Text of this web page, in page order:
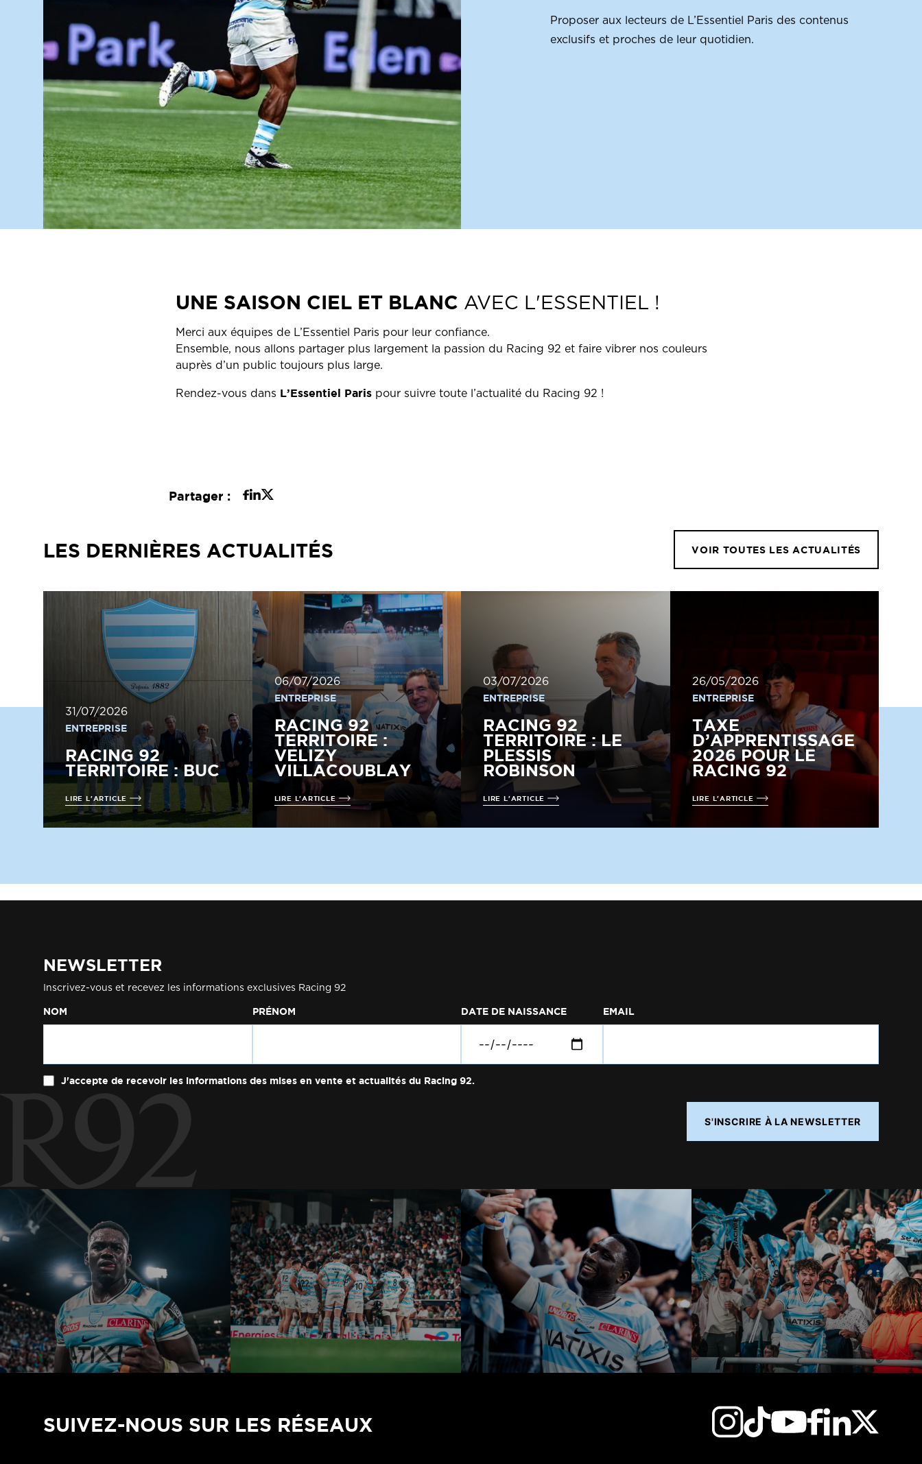
Proposer aux lecteurs de L’Essentiel Paris des contenus
exclusifs et proches de leur quotidien.
UNE SAISON CIEL ET BLANC AVEC L'ESSENTIEL !
Merci aux équipes de L’Essentiel Paris pour leur confiance.
Ensemble, nous allons partager plus largement la passion du Racing 92 et faire vibrer nos couleurs
auprès d’un public toujours plus large.
Rendez-vous dans L’Essentiel Parispour suivre toute l’actualité du Racing 92 !
Partager :
LES DERNIÈRES ACTUALITÉS VOIR TOUTES LES ACTUALITÉS
31/07/2026
ENTREPRISE
RACING 92
TERRITOIRE : BUC
LIRE L'ARTICLE
06/07/2026
ENTREPRISE
RACING 92
TERRITOIRE :
VELIZY
VILLACOUBLAY
LIRE L'ARTICLE
03/07/2026
ENTREPRISE
RACING 92
TERRITOIRE : LE
PLESSIS
ROBINSON
LIRE L'ARTICLE
26/05/2026
ENTREPRISE
TAXE
D’APPRENTISSAGE
2026 POUR LE
RACING 92
LIRE L'ARTICLE
NEWSLETTER
Inscrivez-vous et recevez les informations exclusives Racing 92
NOM PRÉNOM DATE DE NAISSANCE EMAIL
J'accepte de recevoir les informations des mises en vente et actualités du Racing 92.
S'INSCRIRE À LA NEWSLETTER
SUIVEZ-NOUS SUR LES RÉSEAUX